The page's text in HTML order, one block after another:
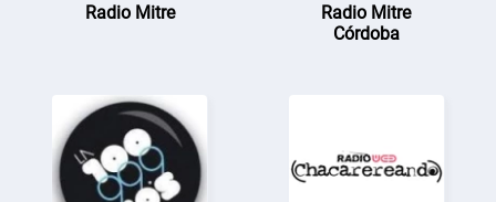
Radio Mitre
Radio Mitre
Córdoba